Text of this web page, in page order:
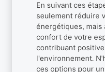
En suivant ces
seulement réduire
énergétiques, mais
confort de votre
contribuant
l'environnement.
ces options pour